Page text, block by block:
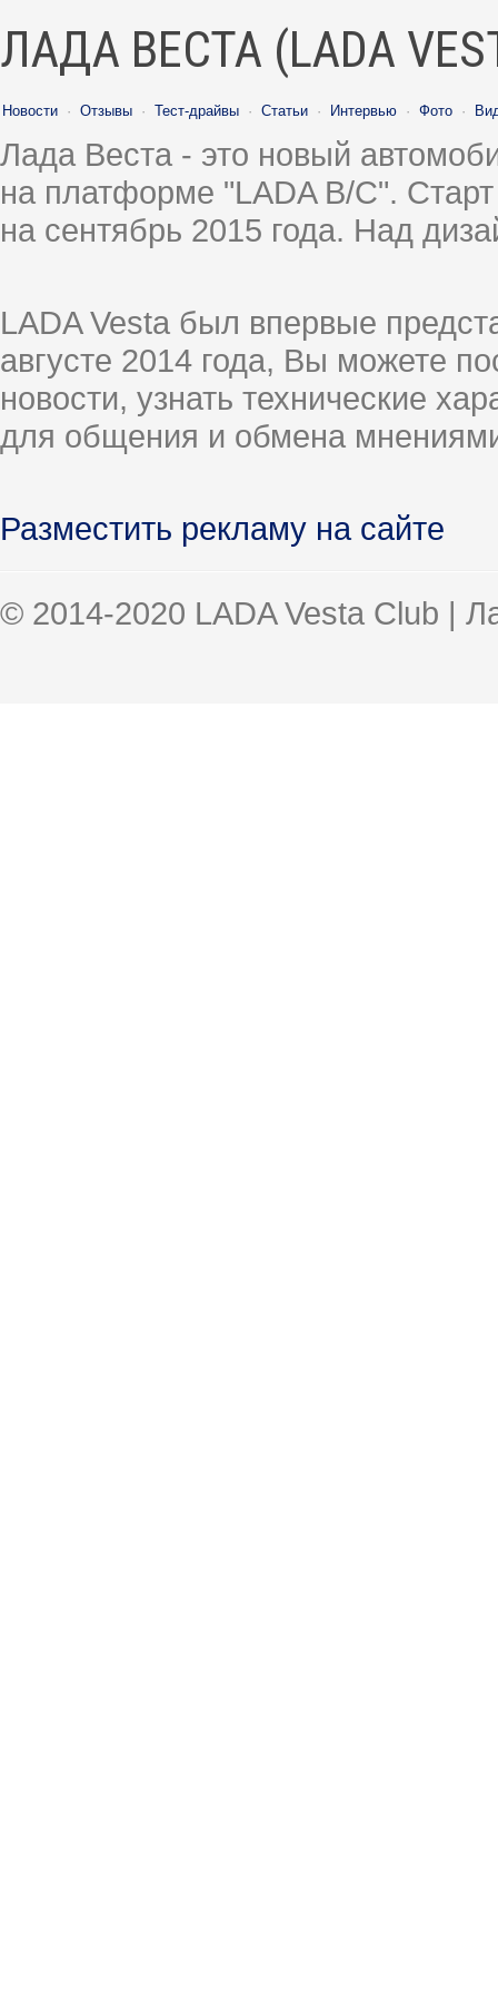
ЛАДА ВЕСТА (LADA
Новости · Отзывы · Тест-драйвы · Статьи · Интервью · Фото ·
Лада Веста - это новый
на платформе "LADA B/C".
на сентябрь 2015 года. Над
LADA Vesta был впервые
августе 2014 года, Вы можете
новости, узнать технические
для общения и обмена
Разместить рекламу на сайте
© 2014-2020 LADA Vesta Club |